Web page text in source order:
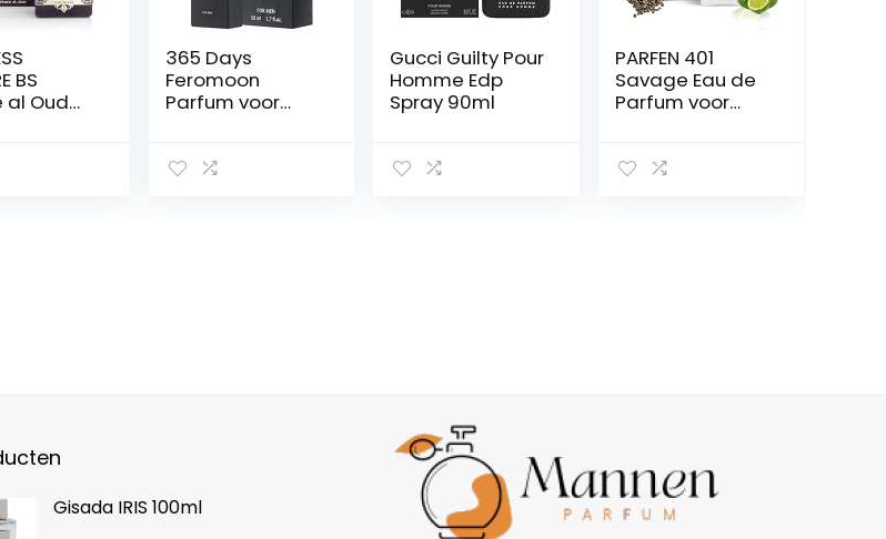
BS
al Oud
en
365 Days
Feromoon
Parfum voor
geur voor alle
Gucci Guilty Pour
Homme Edp
Spray 90ml
PARFEN 401
Savage Eau de
Parfum voor
geconcentreerd
Gisada IRIS 100ml